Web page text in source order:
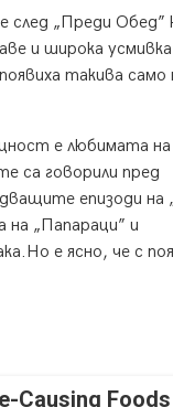
„Преди Обед”
и широка усмивка
такива само
е любимата на
са говорили пред
епизоди на
на „Папараци” и
е ясно, че с
Causing